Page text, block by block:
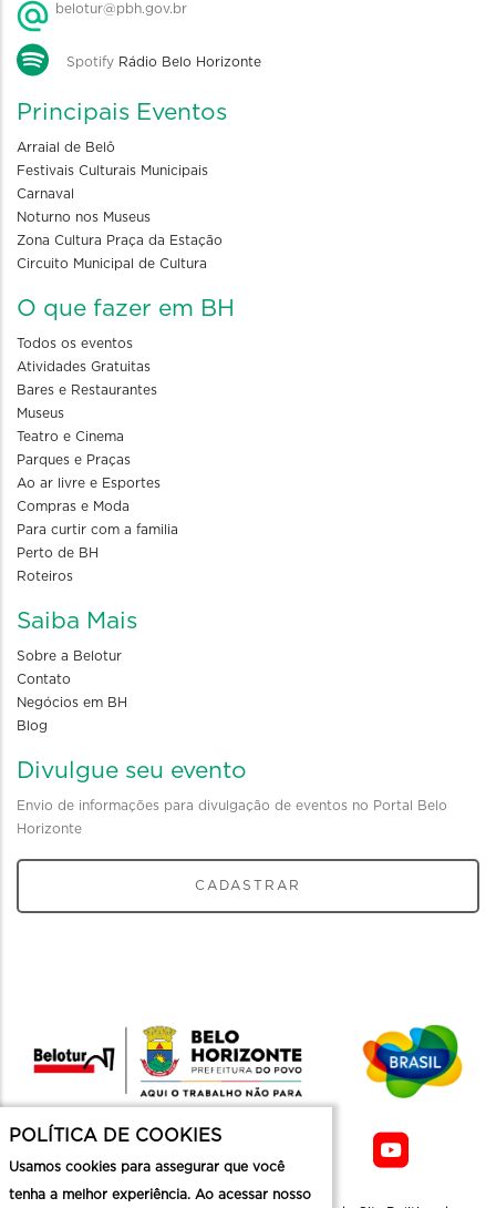
belotur@pbh.gov.br
Spotify Rádio Belo Horizonte
Principais Eventos
Arraial de Belô
Festivais Culturais Municipais
Carnaval
Noturno nos Museus
Zona Cultura Praça da Estação
Circuito Municipal de Cultura
O que fazer em BH
Todos os eventos
Atividades Gratuitas
Bares e Restaurantes
Museus
Teatro e Cinema
Parques e Praças
Ao ar livre e Esportes
Compras e Moda
Para curtir com a familia
Perto de BH
Roteiros
Saiba Mais
Sobre a Belotur
Contato
Negócios em BH
Blog
Divulgue seu evento
Envio de informações para divulgação de eventos no Portal Belo
Horizonte
CADASTRAR
POLÍTICA DE COOKIES
Usamos cookies para assegurar que você
tenha a melhor experiência. Ao acessar nosso